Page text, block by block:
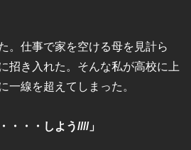
。仕事で家を空ける母を見計ら
招き入れた。そんな私が高校に上
一線を超えてしまった。
・・・しよう////」